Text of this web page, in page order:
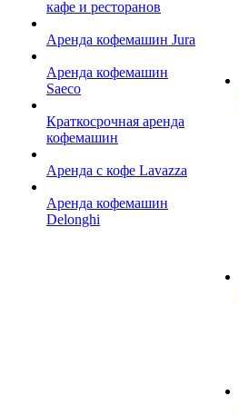
кафе и ресторанов
Аренда кофемашин Jura
Аренда кофемашин
Saeco
Краткосрочная аренда
кофемашин
Аренда с кофе Lavazza
Аренда кофемашин
Delonghi